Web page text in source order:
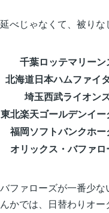
延べじゃなくて、被りな
千葉ロッテマリーン
北海道日本ハムファイ
埼玉西武ライオン
東北楽天ゴールデンイー
福岡ソフトバンクホー
オリックス・バファロ
バファローズが一番少
んかでは、日替わりオー